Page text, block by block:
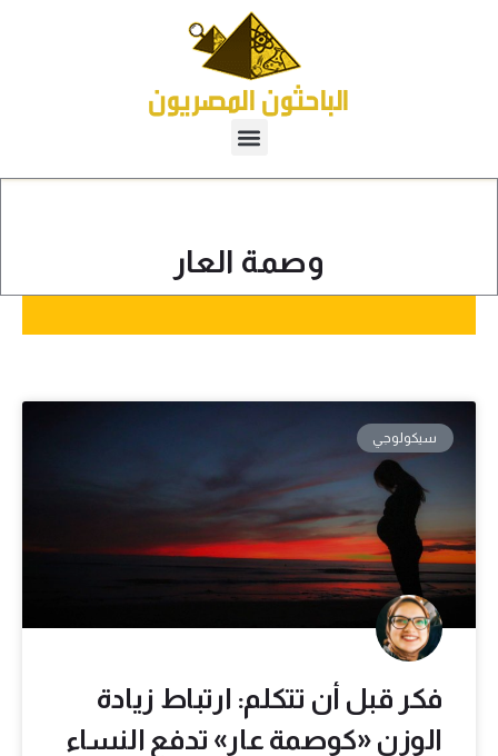
وصمة العار
سيكولوجي
فكر قبل أن تتكلم: ارتباط زيادة
الوزن «كوصمة عار» تدفع النساء